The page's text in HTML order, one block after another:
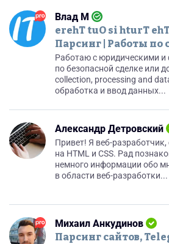
Влад М
erehT tuO si hturT ehT
Парсинг | Работы по
Работаю с юридическими
по безопасной сделке или
collection, processing and
обработка и ввод данных...
Александр Детровский
Привет! Я веб-
на HTML и CSS. Рад
немного информации обо
в области веб-разработки...
Михаил Анкудинов
Парсинг сайтов,